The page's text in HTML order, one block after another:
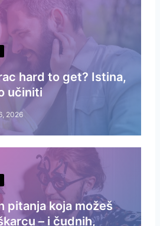
hard to get? Istina,
učiniti
2026
pitanja koja možeš
– i čudnih,